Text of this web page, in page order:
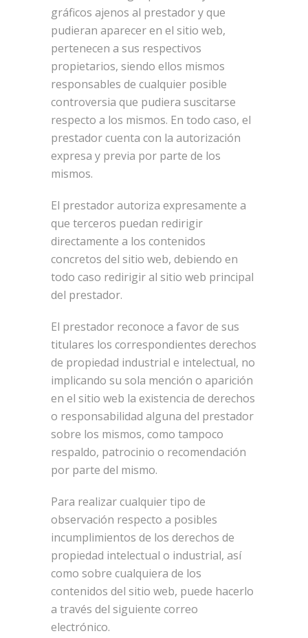
gráficos ajenos al prestador y que
pudieran aparecer en el sitio web,
pertenecen a sus respectivos
propietarios, siendo ellos mismos
responsables de cualquier posible
controversia que pudiera suscitarse
respecto a los mismos. En todo caso, el
prestador cuenta con la autorización
expresa y previa por parte de los
mismos.
El prestador autoriza expresamente a
que terceros puedan redirigir
directamente a los contenidos
concretos del sitio web, debiendo en
todo caso redirigir al sitio web principal
del prestador.
El prestador reconoce a favor de sus
titulares los correspondientes derechos
de propiedad industrial e intelectual, no
implicando su sola mención o aparición
en el sitio web la existencia de derechos
o responsabilidad alguna del prestador
sobre los mismos, como tampoco
respaldo, patrocinio o recomendación
por parte del mismo.
Para realizar cualquier tipo de
observación respecto a posibles
incumplimientos de los derechos de
propiedad intelectual o industrial, así
como sobre cualquiera de los
contenidos del sitio web, puede hacerlo
a través del siguiente correo
electrónico.